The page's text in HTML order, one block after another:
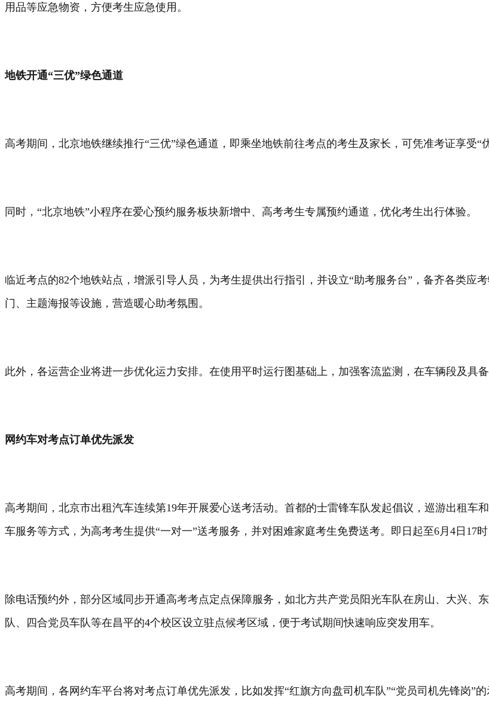
用品等应急物资，方便考生应急使用。
地铁开通“三优”绿色通道
高考期间，北京地铁继续推行“三优”绿色通道，即乘坐地铁前往考点的考生及家长，可凭准考证享受“
同时，“北京地铁”小程序在爱心预约服务板块新增中、高考考生专属预约通道，优化考生出行体验。
临近考点的82个地铁站点，增派引导人员，为考生提供出行指引，并设立“助考服务台”，备齐各类应
门、主题海报等设施，营造暖心助考氛围。
此外，各运营企业将进一步优化运力安排。在使用平时运行图基础上，加强客流监测，在车辆段及具
网约车对考点订单优先派发
高考期间，北京市出租汽车连续第19年开展爱心送考活动。首都的士雷锋车队发起倡议，巡游出租车
车服务等方式，为高考考生提供“一对一”送考服务，并对困难家庭考生免费送考。即日起至6月4日17
除电话预约外，部分区域同步开通高考考点定点保障服务，如北方共产党员阳光车队在房山、大兴、
队、四合党员车队等在昌平的4个校区设立驻点候考区域，便于考试期间快速响应突发用车。
高考期间，各网约车平台将对考点订单优先派发，比如发挥“红旗方向盘司机车队”“党员司机先锋岗”